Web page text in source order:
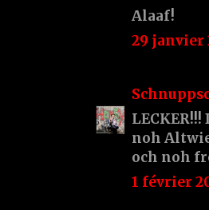
Alaaf!
29 janvier
noh
och noh
1 février